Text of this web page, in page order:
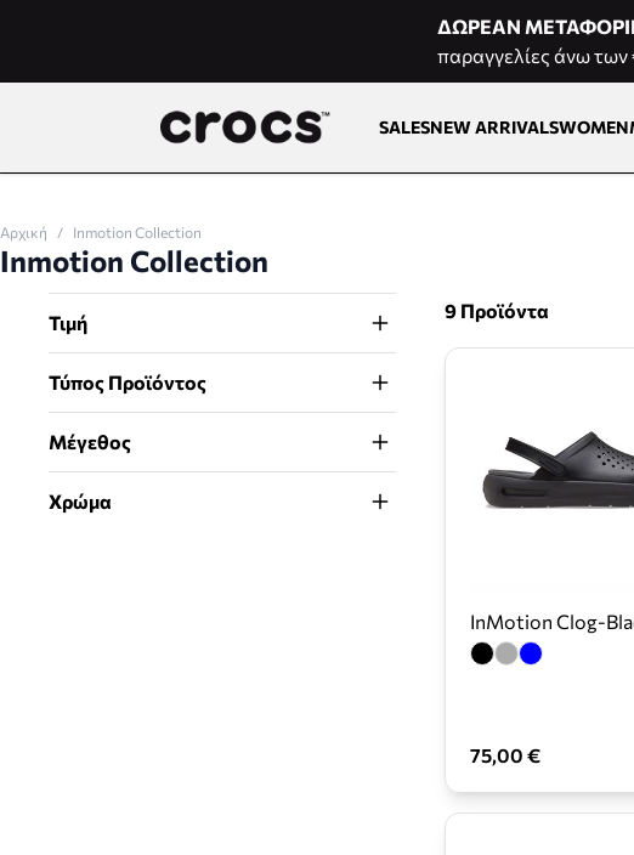
ΔΩΡΕΑΝ
παραγγελίες άνω
SALESNEW ARRIVALSWOMEN
Αρχική / Inmotion Collection
Inmotion Collection
Τιμή
Τύπος Προϊόντος
Μέγεθος
Χρώμα
9 Προϊόντα
InMotion Clog-
75,00 €